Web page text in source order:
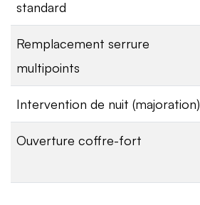
standard
Remplacement serrure
multipoints
Intervention de nuit (majoration)
Ouverture coffre-fort